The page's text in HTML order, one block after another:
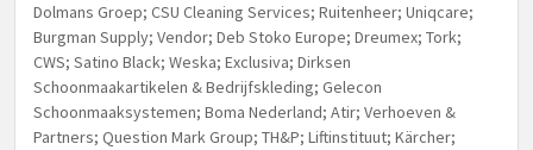
Dolmans Groep; CSU Cleaning Services; Ruitenheer; Uniqcare;
Burgman Supply; Vendor; Deb Stoko Europe; Dreumex; Tork;
CWS; Satino Black; Weska; Exclusiva; Dirksen
Schoonmaakartikelen & Bedrijfskleding; Gelecon
Schoonmaaksystemen; Boma Nederland; Atir; Verhoeven &
Partners; Question Mark Group; TH&P; Liftinstituut; Kärcher;